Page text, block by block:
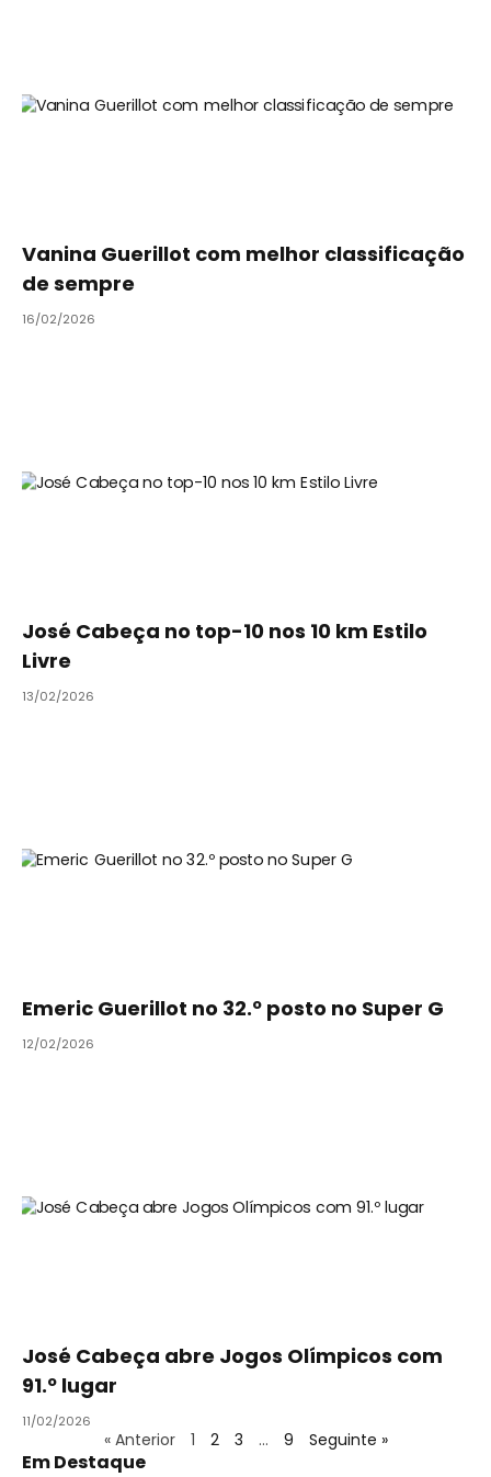
Vanina Guerillot com melhor classificação
de sempre
16/02/2026
José Cabeça no top-10 nos 10 km Estilo
Livre
13/02/2026
Emeric Guerillot no 32.º posto no Super G
12/02/2026
José Cabeça abre Jogos Olímpicos com
91.º lugar
11/02/2026
« Anterior 1 2 3 … 9 Seguinte »
Em Destaque